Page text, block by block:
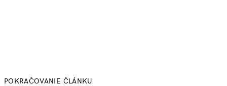
POKRAČOVANIE ČLÁNKU